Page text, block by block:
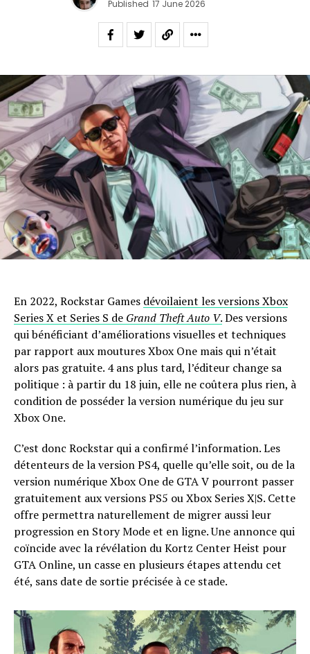
Published 17 June 2026
En 2022, Rockstar Games dévoilaient les versions Xbox
Series X et Series S de Grand Theft Auto V.Des versions
qui bénéficiant d’améliorations visuelles et techniques
par rapport aux moutures Xbox One mais qui n’était
alors pas gratuite. 4 ans plus tard, l’éditeur change sa
politique : à partir du 18 juin, elle ne coûtera plus rien, à
condition de posséder la version numérique du jeu sur
Xbox One.
C’est donc Rockstar qui a confirmé l’information. Les
détenteurs de la version PS4, quelle qu’elle soit, ou de la
version numérique Xbox One de GTA V pourront passer
gratuitement aux versions PS5 ou Xbox Series X|S. Cette
offre permettra naturellement de migrer aussi leur
progression en Story Mode et en ligne. Une annonce qui
coïncide avec la révélation du Kortz Center Heist pour
GTA Online, un casse en plusieurs étapes attendu cet
été, sans date de sortie précisée à ce stade.